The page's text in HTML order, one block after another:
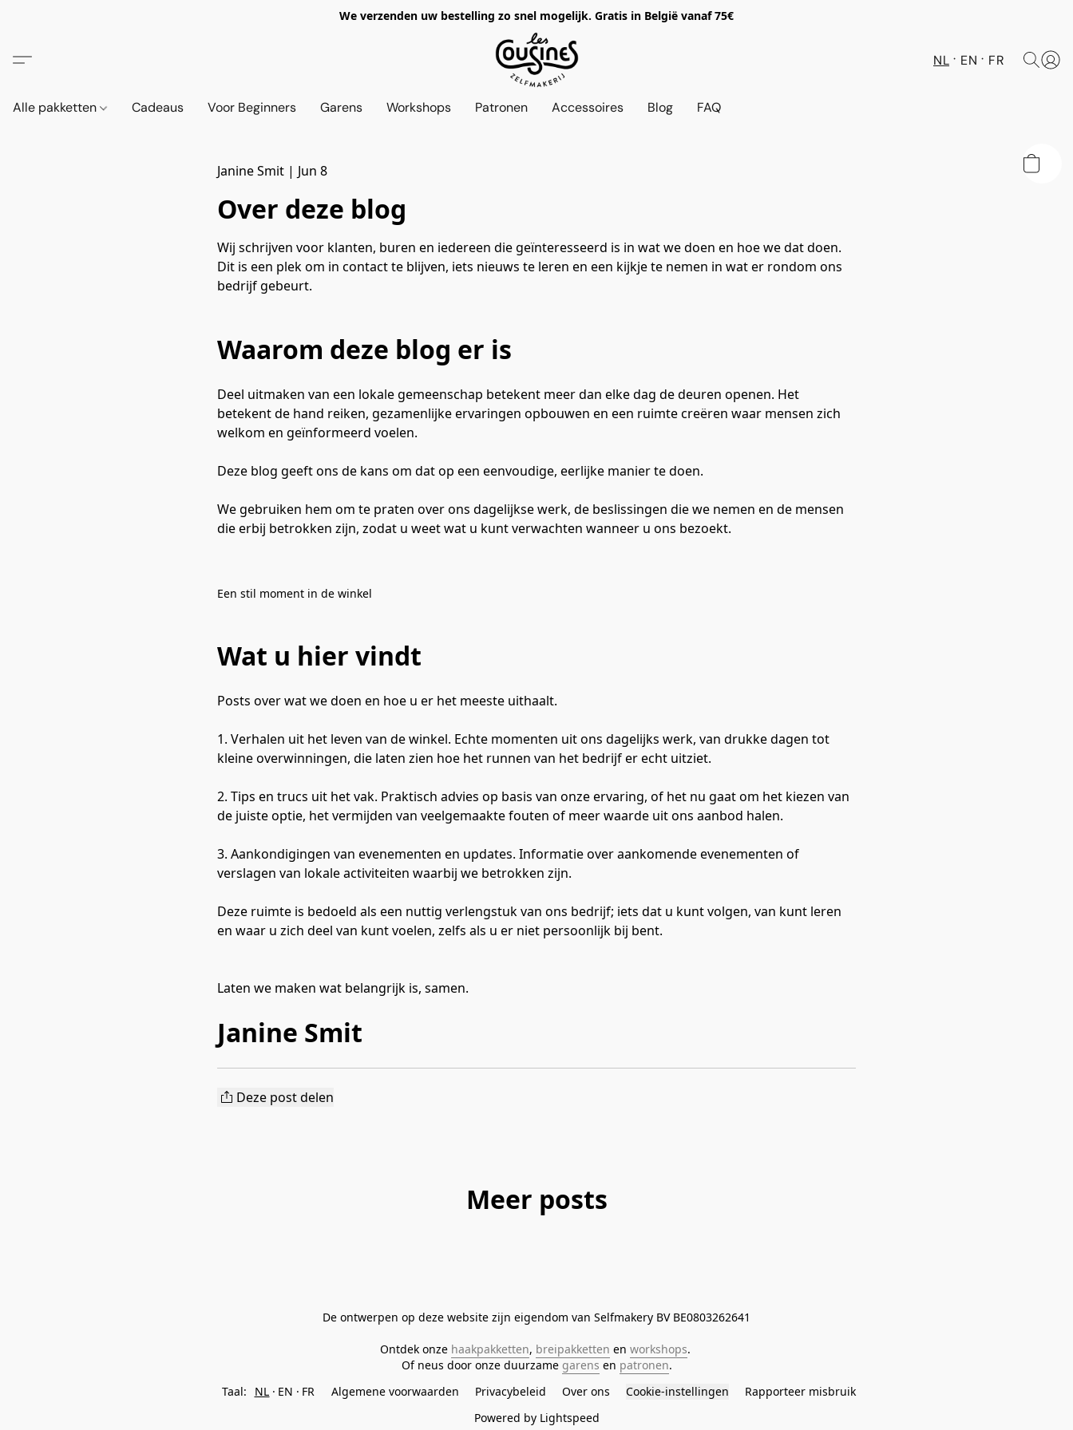
We verzenden uw bestelling zo snel mogelijk. Gratis in België vanaf 75€
NL EN FR
Alle pakketten Cadeaus Voor Beginners Garens Workshops Patronen Accessoires Blog FAQ
Janine Smit | Jun 8
Over deze blog
Wij schrijven voor klanten, buren en iedereen die geïnteresseerd is in wat we doen en hoe we dat doen.
Dit is een plek om in contact te blijven, iets nieuws te leren en een kijkje te nemen in wat er rondom ons
bedrijf gebeurt.
Waarom deze blog er is
Deel uitmaken van een lokale gemeenschap betekent meer dan elke dag de deuren openen. Het
betekent de hand reiken, gezamenlijke ervaringen opbouwen en een ruimte creëren waar mensen zich
welkom en geïnformeerd voelen.
Deze blog geeft ons de kans om dat op een eenvoudige, eerlijke manier te doen.
We gebruiken hem om te praten over ons dagelijkse werk, de beslissingen die we nemen en de mensen
die erbij betrokken zijn, zodat u weet wat u kunt verwachten wanneer u ons bezoekt.
Een stil moment in de winkel
Wat u hier vindt
Posts over wat we doen en hoe u er het meeste uithaalt.
1. Verhalen uit het leven van de winkel. Echte momenten uit ons dagelijks werk, van drukke dagen tot
kleine overwinningen, die laten zien hoe het runnen van het bedrijf er echt uitziet.
2. Tips en trucs uit het vak. Praktisch advies op basis van onze ervaring, of het nu gaat om het kiezen van
de juiste optie, het vermijden van veelgemaakte fouten of meer waarde uit ons aanbod halen.
3. Aankondigingen van evenementen en updates. Informatie over aankomende evenementen of
verslagen van lokale activiteiten waarbij we betrokken zijn.
Deze ruimte is bedoeld als een nuttig verlengstuk van ons bedrijf; iets dat u kunt volgen, van kunt leren
en waar u zich deel van kunt voelen, zelfs als u er niet persoonlijk bij bent.
Laten we maken wat belangrijk is, samen.
Janine Smit
Deze post delen
Meer posts
De ontwerpen op deze website zijn eigendom van Selfmakery BV BE0803262641
Ontdek onze haakpakketten, breipakketten en workshops.
Of neus door onze duurzame garens en patronen.
Taal:
NL EN FR Algemene voorwaarden Privacybeleid Over ons Cookie-instellingen
Rapporteer misbruik
Powered by Lightspeed